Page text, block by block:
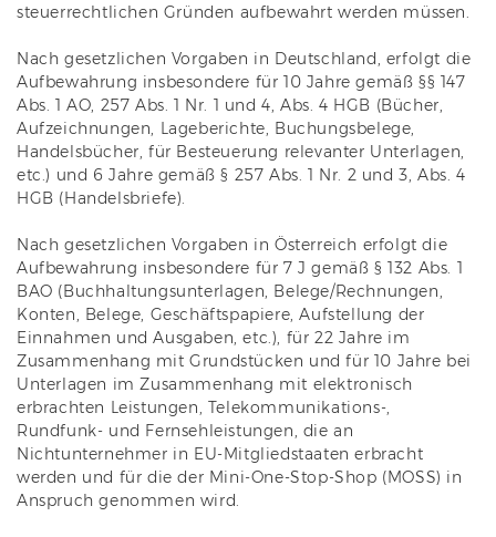
steuerrechtlichen Gründen aufbewahrt werden müssen.
Nach gesetzlichen Vorgaben in Deutschland, erfolgt die
Aufbewahrung insbesondere für 10 Jahre gemäß §§ 147
Abs. 1 AO, 257 Abs. 1 Nr. 1 und 4, Abs. 4 HGB (Bücher,
Aufzeichnungen, Lageberichte, Buchungsbelege,
Handelsbücher, für Besteuerung relevanter Unterlagen,
etc.) und 6 Jahre gemäß § 257 Abs. 1 Nr. 2 und 3, Abs. 4
HGB (Handelsbriefe).
Nach gesetzlichen Vorgaben in Österreich erfolgt die
Aufbewahrung insbesondere für 7 J gemäß § 132 Abs. 1
BAO (Buchhaltungsunterlagen, Belege/Rechnungen,
Konten, Belege, Geschäftspapiere, Aufstellung der
Einnahmen und Ausgaben, etc.), für 22 Jahre im
Zusammenhang mit Grundstücken und für 10 Jahre bei
Unterlagen im Zusammenhang mit elektronisch
erbrachten Leistungen, Telekommunikations-,
Rundfunk- und Fernsehleistungen, die an
Nichtunternehmer in EU-Mitgliedstaaten erbracht
werden und für die der Mini-One-Stop-Shop (MOSS) in
Anspruch genommen wird.